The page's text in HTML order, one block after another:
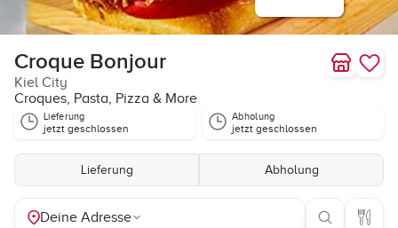
Croque Bonjour
Kiel City
Croques, Pasta, Pizza & More
Lieferung
jetzt geschlossen
Abholung
jetzt geschlossen
Lieferung Abholung
Deine Adresse